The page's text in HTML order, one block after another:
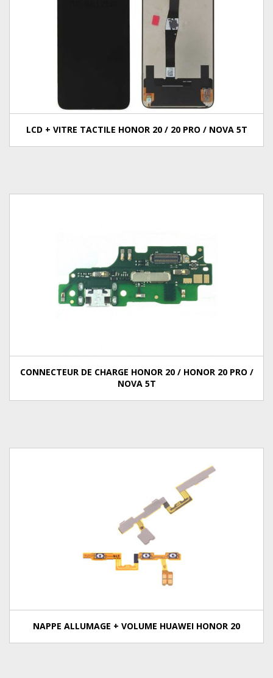
LCD + VITRE TACTILE HONOR 20 / 20 PRO / NOVA 5T
CONNECTEUR DE CHARGE HONOR 20 / HONOR 20 PRO /
NOVA 5T
NAPPE ALLUMAGE + VOLUME HUAWEI HONOR 20